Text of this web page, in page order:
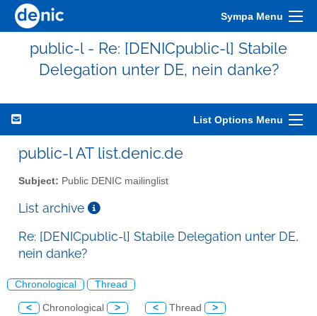
Sympa Menu
public-l - Re: [DENICpublic-l] Stabile
Delegation unter DE, nein danke?
List Options Menu
public-l AT list.denic.de
Subject: Public DENIC mailinglist
List archive
Re: [DENICpublic-l] Stabile Delegation unter DE,
nein danke?
Chronological Thread
< Chronological > < Thread >